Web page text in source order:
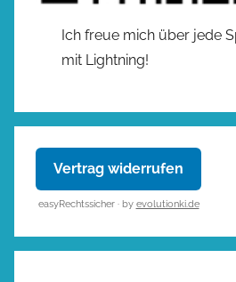
Ich freue mich über jede
mit Lightning!
Vertrag widerrufen
easyRechtssicher · by evolutionki.de